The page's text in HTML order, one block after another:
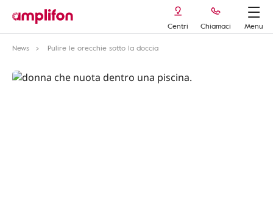
Centri Chiamaci
Menu
News
Pulire le orecchie sotto la doccia